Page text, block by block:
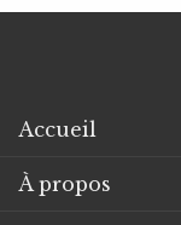
Accueil
À propos